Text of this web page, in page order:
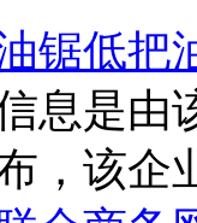
锯低把
息是由
，该企